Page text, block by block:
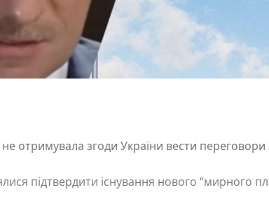
отримувала згоди України вести
підтвердити існування нового “мирного